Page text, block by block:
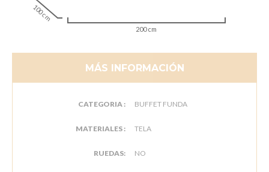
100 cm
200 cm
MÁS INFORMACIÓN
CATEGORIA : BUFFET FUNDA
MATERIALES : TELA
RUEDAS: NO